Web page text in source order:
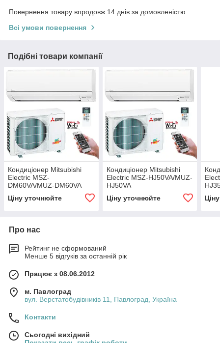
Повернення товару впродовж 14 днів за домовленістю
Всі умови повернення
Подібні товари компанії
Кондиціонер Mitsubishi
Electric MSZ-
DM60VA/MUZ-DM60VA
Ціну уточнюйте
Кондиціонер Mitsubishi
Electric MSZ-HJ50VA/MUZ-
HJ50VA
Ціну уточнюйте
Про нас
Рейтинг не сформований
Менше 5 відгуків за останній рік
Працює з 08.06.2012
м. Павлоград
вул. Верстатобудівників 11, Павлоград, Україна
Контакти
Сьогодні вихідний